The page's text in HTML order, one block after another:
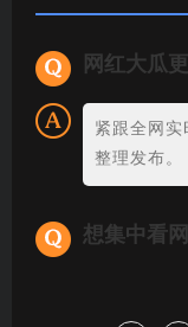
网红大瓜
紧跟全网实
整理发布。
想集中看